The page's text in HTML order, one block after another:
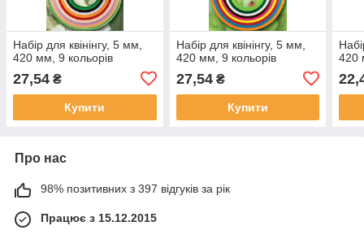
Набір для квінінгу, 5 мм,
420 мм, 9 кольорів
27,54 ₴
Купити
Набір для квінінгу, 5 мм,
420 мм, 9 кольорів
27,54₴
Купити
420
Про нас
98% позитивних з 397 відгуків за рік
Працює з 15.12.2015